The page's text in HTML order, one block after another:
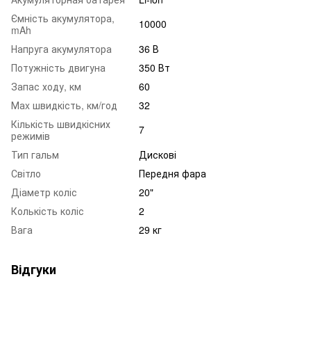
Ємність акумулятора,
mAh
10000
Напруга акумулятора
36 В
Потужність двигуна
350 Вт
Запас ходу, км
60
Маx швидкість, км/год
32
Кількість швидкісних
режимів
7
Тип гальм
Дискові
Світло
Передня фара
Діаметр коліс
20"
Колькість коліс
2
Вага
29 кг
Відгуки